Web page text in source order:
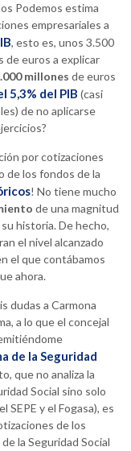
Podemos estima
empresariales a
, esto es, unos 3.500
de euros a explicar
millones de euros
5,3% del PIB (casi
de no aplicarse
por cotizaciones
de los fondos de la
! No tiene mucho
de una magnitud
historia. De hecho,
el nivel alcanzado
el que contábamos
ahora.
dudas a Carmona
a lo que el concejal
de la Seguridad
que no analiza la
Social sino solo
y el Fogasa), es
de los
la Seguridad Social